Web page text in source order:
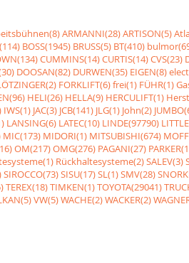
ARMANNI(28)ARTISON(5)
BOSS(1945) BRUSS(5) BT(410)
CUMMINS(14)CURTIS(14)CVS(23)
DOOSAN(82) DURWEN(35) EIGEN(8)
FORKLIFT(6)frei(1) FÜHR(1)
HELI(26) HELLA(9) HERCULIFT(1)
IWS(1) JAC(3) JCB(141) JLG(1) John(2)
LANSING(6) LATEC(10) LINDE(97790)
MIC(173) MIDORI(1) MITSUBISHI(674)
OM(217)OMG(276) PAGANI(27)
Rückhaltesysteme(2)SALEV(3)
SIROCCO(73)SISU(17)SL(1)SMV(28)
TEREX(18)TIMKEN(1)TOYOTA(29041)
VW(5)WACHE(2)WACKER(2)